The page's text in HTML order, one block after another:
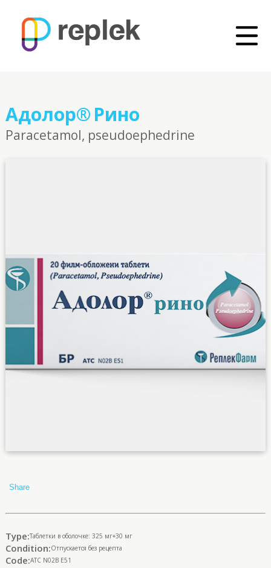
Адолор® Рино
Paracetamol, pseudoephedrine
Share
Type:Таблетки в оболочке: 325 мг+30 мг
Condition:Отпускается без рецепта
Code:ATC N02B E51